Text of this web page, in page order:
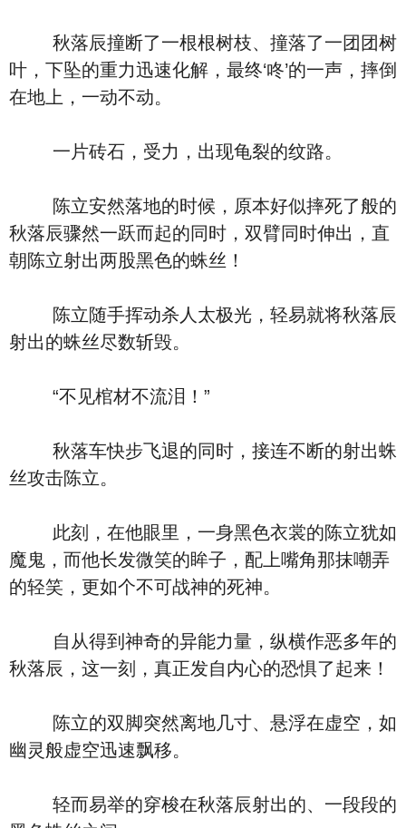
秋落辰撞断了一根根树枝、撞落了一团团树
叶，下坠的重力迅速化解，最终‘咚’的一声，摔倒
在地上，一动不动。
一片砖石，受力，出现龟裂的纹路。
陈立安然落地的时候，原本好似摔死了般的
秋落辰骤然一跃而起的同时，双臂同时伸出，直
朝陈立射出两股黑色的蛛丝！
陈立随手挥动杀人太极光，轻易就将秋落辰
射出的蛛丝尽数斩毁。
“不见棺材不流泪！”
秋落车快步飞退的同时，接连不断的射出蛛
丝攻击陈立。
此刻，在他眼里，一身黑色衣裳的陈立犹如
魔鬼，而他长发微笑的眸子，配上嘴角那抹嘲弄
的轻笑，更如个不可战神的死神。
自从得到神奇的异能力量，纵横作恶多年的
秋落辰，这一刻，真正发自内心的恐惧了起来！
陈立的双脚突然离地几寸、悬浮在虚空，如
幽灵般虚空迅速飘移。
轻而易举的穿梭在秋落辰射出的、一段段的